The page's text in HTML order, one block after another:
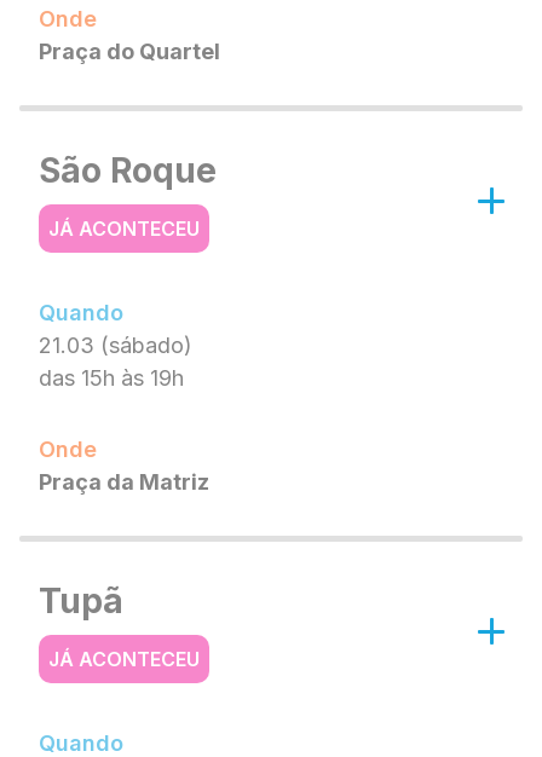
Onde
Praça do Quartel
São Roque
JÁ ACONTECEU
Quando
21.03 (sábado)
das 15h às 19h
Onde
Praça da Matriz
Tupã
JÁ ACONTECEU
Quando